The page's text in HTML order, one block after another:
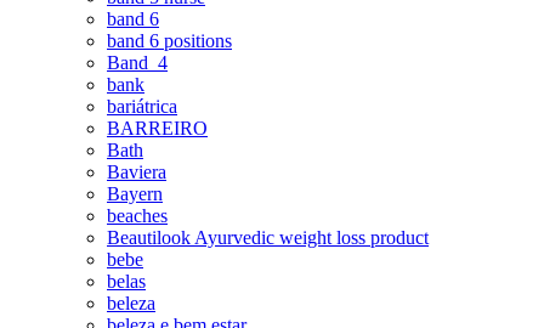
band 6
band 6 positions
Band_4
bank
bariátrica
BARREIRO
Bath
Baviera
Bayern
beaches
Beautilook Ayurvedic weight loss product
bebe
belas
beleza